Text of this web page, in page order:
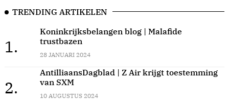
TRENDING ARTIKELEN
1.
Koninkrijksbelangen blog | Malafide
trustbazen
28 JANUARI 2024
2.
AntilliaansDagblad | Z Air krijgt toestemming
van SXM
10 AUGUSTUS 2024